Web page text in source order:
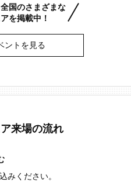
国のさまざまな
を掲載中！
ントを見る
来場の流れ
みください。